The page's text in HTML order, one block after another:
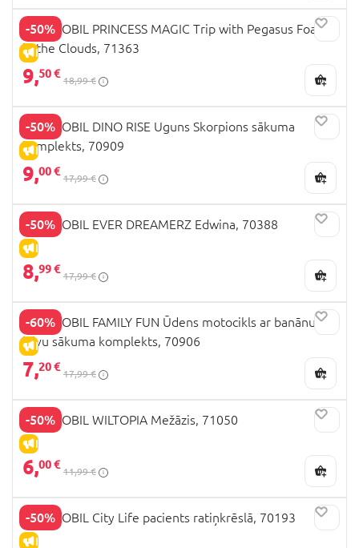
-50%
IZPĀRDOŠANA
PLAYMOBIL PRINCESS MAGIC Trip with Pegasus Foals
in the Clouds, 71363
9,50 €
18,99 €
-50%
IZPĀRDOŠANA
PLAYMOBIL DINO RISE Uguns Skorpions sākuma
komplekts, 70909
9,00 €
17,99 €
-50%
IZPĀRDOŠANA
PLAYMOBIL EVER DREAMERZ Edwina, 70388
8,99 €
17,99 €
-60%
IZPĀRDOŠANA
PLAYMOBIL FAMILY FUN Ūdens motocikls ar banānu
laivu sākuma komplekts, 70906
7,20 €
17,99 €
-50%
IZPĀRDOŠANA
PLAYMOBIL WILTOPIA Mežāzis, 71050
6,00 €
11,99 €
-50%
IZPĀRDOŠANA
PLAYMOBIL City Life pacients ratiņkrēslā, 70193